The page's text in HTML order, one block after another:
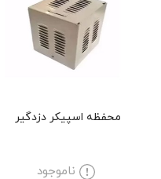
محفظه اسپیکر دزدگیر
ناموجود